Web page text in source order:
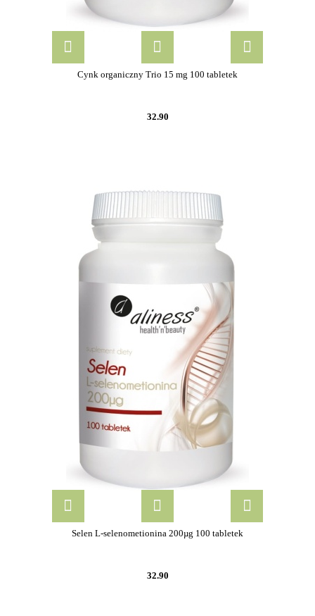
Cynk organiczny Trio 15 mg 100 tabletek
32.90
Selen L-selenometionina 200µg 100 tabletek
32.90